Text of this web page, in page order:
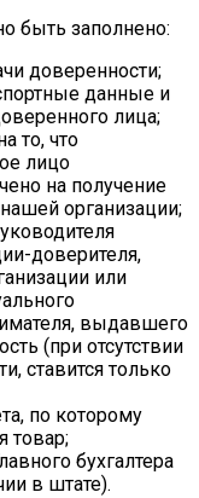
быть заполнено:
доверенности;
данные и
лица;
то, что
лицо
на получение
организации;
доверителя,
или
выдавшего
(при отсутствии
ставится только
по которому
товар;
бухгалтера
в штате).